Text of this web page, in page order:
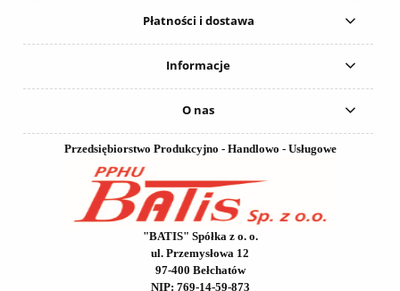
Płatności i dostawa
Informacje
O nas
Przedsiębiorstwo Produkcyjno - Handlowo - Usługowe
"BATIS" Spółka z o. o.
ul. Przemysłowa 12
97-400 Bełchatów
NIP: 769-14-59-873